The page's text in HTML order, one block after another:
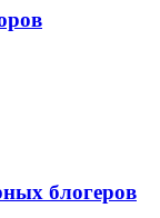
блогеров